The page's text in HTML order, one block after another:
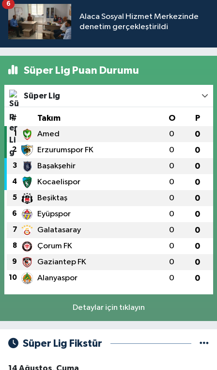
Alaca Sosyal Hizmet Merkezinde
denetim gerçekleştirildi
6
Süper Lig Puan Durumu
Süper Lig
# Takım O P
1 Amed 0 0
2 Erzurumspor FK 0 0
3 Başakşehir 0 0
4 Kocaelispor 0 0
5 Beşiktaş 0 0
6 Eyüpspor 0 0
7 Galatasaray 0 0
8 Çorum FK 0 0
9 Gaziantep FK 0 0
10 Alanyaspor 0 0
Detaylar için tıklayın
Süper Lig Fikstür
14 Ağustos, Cuma